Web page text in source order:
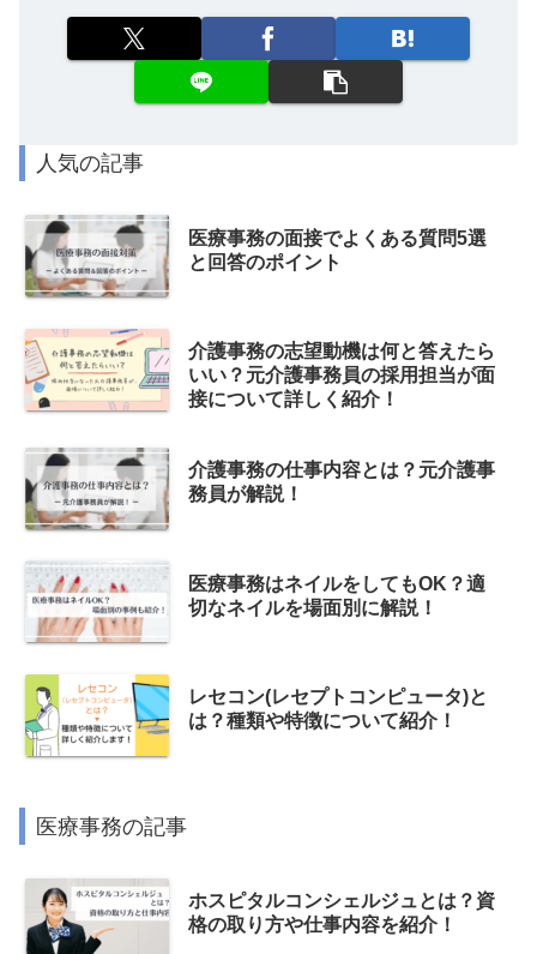
人気の記事
医療事務の面接でよくある質問5選
と回答のポイント
介護事務の志望動機は何と答えたら
いい？元介護事務員の採用担当が面
接について詳しく紹介！
介護事務の仕事内容とは？元介護事
務員が解説！
医療事務はネイルをしてもOK？適
切なネイルを場面別に解説！
レセコン(レセプトコンピュータ)と
は？種類や特徴について紹介！
医療事務の記事
ホスピタルコンシェルジュとは？資
格の取り方や仕事内容を紹介！